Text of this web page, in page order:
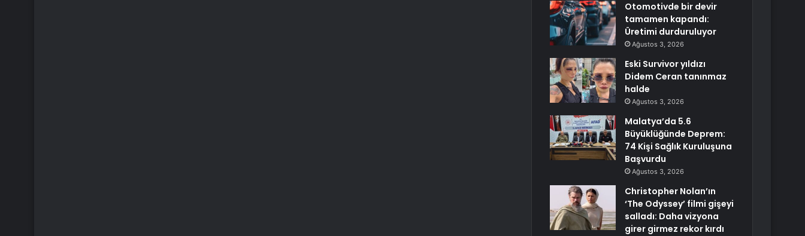
Otomotivde bir devir
tamamen kapandı:
Üretimi durduruluyor
Ağustos 3, 2026
Eski Survivor yıldızı
Didem Ceran tanınmaz
halde
Ağustos 3, 2026
Malatya’da 5.6
Büyüklüğünde Deprem:
74 Kişi Sağlık Kuruluşuna
Başvurdu
Ağustos 3, 2026
Christopher Nolan’ın
‘The Odyssey’ filmi gişeyi
salladı: Daha vizyona
girer girmez rekor kırdı